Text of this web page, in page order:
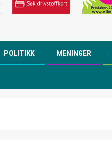
POLITIKK MENINGER